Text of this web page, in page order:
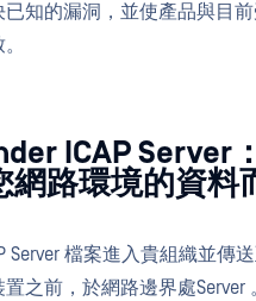
知的漏洞，並使產品與目
ICAP Server
網路環境的資料
Server 檔案進入貴組織並傳
之前，於網路邊界處Server